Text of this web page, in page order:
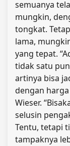
semuanya
mungkin,
tongkat.
lama,
yang tepat.
tidak satu
artinya bisa
dengan
Wieser.
selusin
Tentu, tetapi
tampaknya